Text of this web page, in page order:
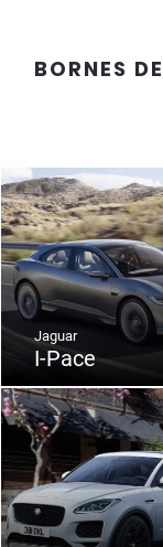
BORNES
Jaguar
I-Pace